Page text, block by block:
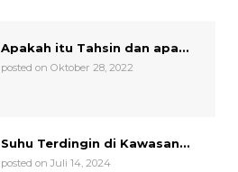
Apakah itu Tahsin dan apa...
posted on Oktober 28, 2022
Suhu Terdingin di Kawasan...
posted on Juli 14, 2024